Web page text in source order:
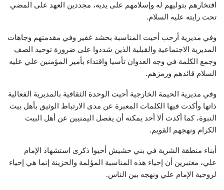
افتخارهم بتوليهم له وإسلامهم على يديه، مجددين العهد على المضي
تحت رايته عليه السلام.
وفي مديرية أرحب أحيت المناسبة بحشد غفير وفي مقدمتهم وجاهات
المديرية الاجتماعية والقبلية الذين شددوا على ضرورة توحيد الصف
وجمع الكلمة في وجه العدوان تأسيا واقتداء بأمير المؤمنين علي عليه
السلام قائدهم ورمزهم.
وفي مديرية الحيمة الخارجية أحيت الوحدة الثقافية بالمديرية الفعالية
ذاتها وأكدت فيها الكلمات المعبرة عن مدى الارتباط الوثيق بأهل بيت
النبوة، كما أكدت ألا أحد يمكنه أن يفصل اليمنيين عن أهل البيت
الكرام ونهجهم القويم.
أبناء منطقة الشرية في بني حشيش أحيوا ذكرى استشهاد الإمام
علي، معتبرين أن إحياء هذه المناسبة المؤلمة والحزينة إنما هي إحياء
لروحية الإمام علي ونهجه بين الناس.